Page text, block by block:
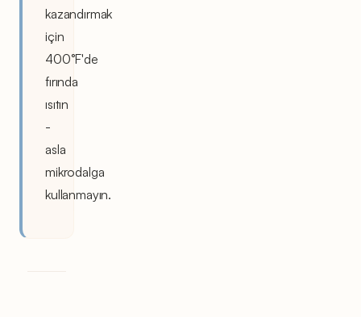
kazandırmak
için
400°F'de
fırında
ısıtın
-
asla
mikrodalga
kullanmayın.